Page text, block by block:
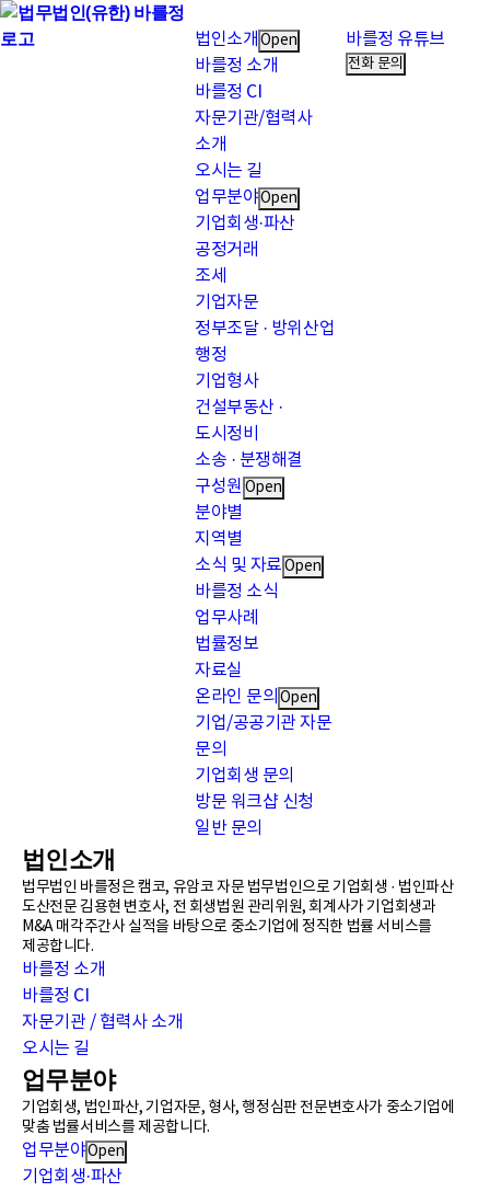
법인소개 Open
바를정 소개
바를정 CI
자문기관/협력사
소개
오시는 길
업무분야Open
기업회생·파산
공정거래
조세
기업자문
정부조달 · 방위산업
행정
기업형사
건설부동산 ·
도시정비
소송 · 분쟁해결
구성원 Open
분야별
지역별
소식 및 자료Open
바를정 소식
업무사례
법률정보
자료실
온라인 문의 Open
기업/공공기관 자문
문의
기업회생 문의
방문 워크샵 신청
일반 문의
바를정 유튜브
전화 문의
법인소개
법무법인 바를정은 캠코, 유암코 자문 법무법인으로 기업회생 · 법인파산
도산전문 김용현 변호사, 전 회생법원 관리위원, 회계사가 기업회생과
M&A 매각주간사 실적을 바탕으로 중소기업에 정직한 법률 서비스를
제공합니다.
바를정 소개
바를정 CI
자문기관 / 협력사 소개
오시는 길
업무분야
기업회생, 법인파산, 기업자문, 형사, 행정심판 전문변호사가 중소기업에
맞춤 법률서비스를 제공합니다.
업무분야Open
기업회생·파산